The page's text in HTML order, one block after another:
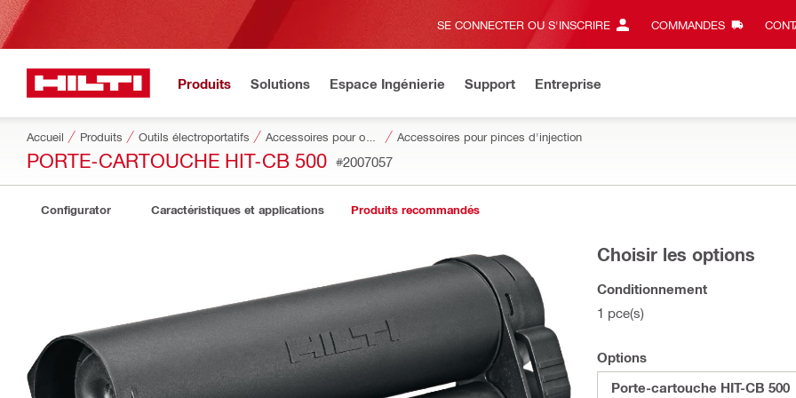
SE CONNECTER OU S'INSCRIRE COMMANDES
Produits Solutions Espace Ingénierie Support Entreprise
Accueil Produits Outils électroportatifs Accessoires pour pinces d'injection
PORTE-CARTOUCHE HIT-CB 500 #2007057
Configurator Caractéristiques et applications Produits recommandés
Choisir les options
Conditionnement
1 pce(s)
Options
Porte-cartouche HIT-CB 500